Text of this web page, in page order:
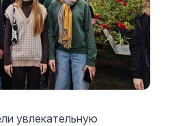
увлекательную